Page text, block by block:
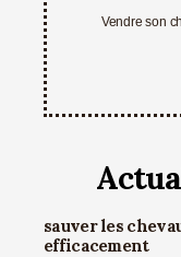
Vendre son
sauver les
efficacement